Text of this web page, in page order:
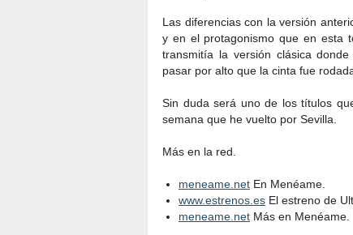
Las diferencias con la versión
y en el protagonismo que en esta
transmitía la versión clásica
pasar por alto que la cinta fue
Sin duda será uno de los títulos
semana que he vuelto por Sevilla.
Más en la red.
meneame.net En Menéame.
www.estrenos.es El estreno de
meneame.net Más en Menéame.